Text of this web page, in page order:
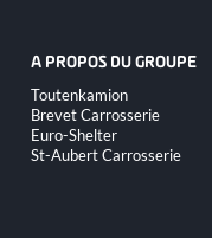
A PROPOS DU GROUPE
Aller
au
contenu
Toutenkamion
Brevet Carrosserie
Euro-Shelter
St-Aubert Carrosserie